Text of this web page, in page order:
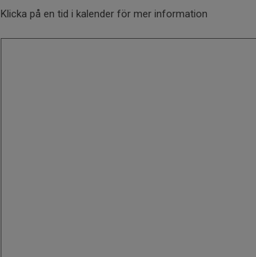
Klicka på en tid i kalender för mer information